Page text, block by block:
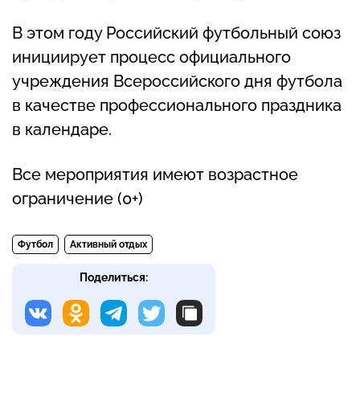
В этом году Российский футбольный союз
инициирует процесс официального
учреждения Всероссийского дня футбола
в качестве профессионального праздника
в календаре.
Все мероприятия имеют возрастное
ограничение (0+)
Футбол Активный отдых
Поделиться: